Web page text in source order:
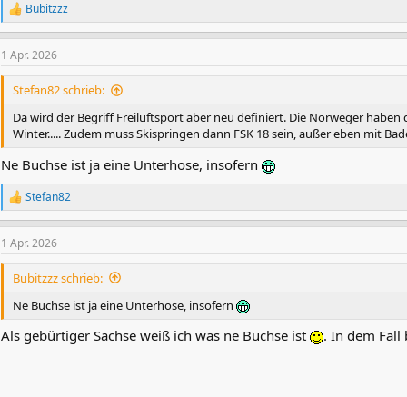
R
e
a
k
t
e
n
:
Bubitzzz
1 Apr. 2026
Stefan82 schrieb:
Da wird der Begriff Freiluftsport aber neu definiert. Die Norweger
Winter..... Zudem muss Skispringen dann FSK 18 sein, außer eben mit
Ne Buchse ist ja eine Unterhose, insofern
R
e
a
k
t
e
n
Stefan82
1 Apr. 2026
Bubitzzz schrieb:
Ne Buchse ist ja eine Unterhose, insofern
Als gebürtiger Sachse weiß ich was ne Buchse ist . In dem Fall